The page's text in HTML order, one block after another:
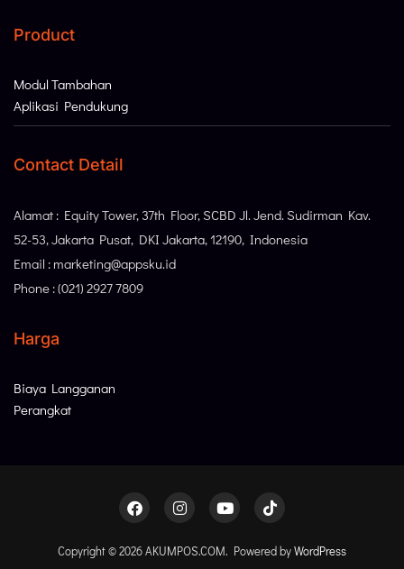
Product
Modul Tambahan
Aplikasi Pendukung
Contact Detail
Alamat : Equity Tower, 37th Floor, SCBD Jl. Jend. Sudirman Kav.
52-53, Jakarta Pusat, DKI Jakarta, 12190, Indonesia
Email : marketing@appsku.id
Phone : (021) 2927 7809
Harga
Biaya Langganan
Perangkat
Copyright © 2026 AKUMPOS.COM. Powered byWordPress